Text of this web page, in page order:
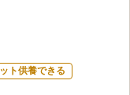
ト供養できる